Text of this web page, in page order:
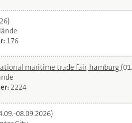
176
maritime trade fair, hamburg
2224
08.09.2026)